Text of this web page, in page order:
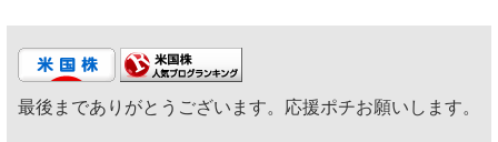
最後までありがとうございます。応援ポチお願いします。